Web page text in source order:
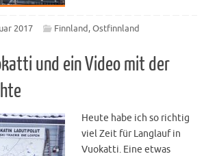
2017 Finnland,Ostfinnland
und ein Video mit der
Heute habe ich so richtig
viel Zeit für Langlauf in
Vuokatti. Eine etwas